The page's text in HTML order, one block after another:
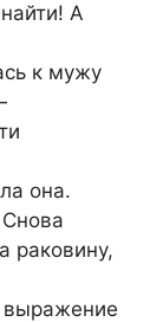
А
к мужу
она.
раковину,
выражение